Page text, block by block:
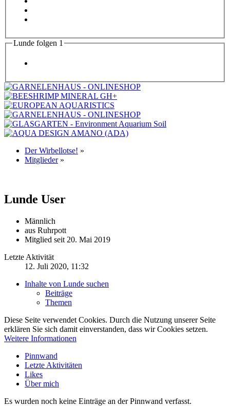
Lunde folgen 1
Der Wirbellotse! »
Mitglieder »
Lunde User
Männlich
aus Ruhrpott
Mitglied seit 20. Mai 2019
Letzte Aktivität
12. Juli 2020, 11:32
Inhalte von Lunde suchen
Beiträge
Themen
Diese Seite verwendet Cookies. Durch die Nutzung unserer Seite
erklären Sie sich damit einverstanden, dass wir Cookies setzen.
Weitere Informationen
Pinnwand
Letzte Aktivitäten
Likes
Über mich
Es wurden noch keine Einträge an der Pinnwand verfasst.